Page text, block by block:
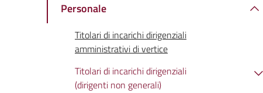
Personale
Titolari di incarichi dirigenziali
amministrativi di vertice
Titolari di incarichi dirigenziali
(dirigenti non generali)